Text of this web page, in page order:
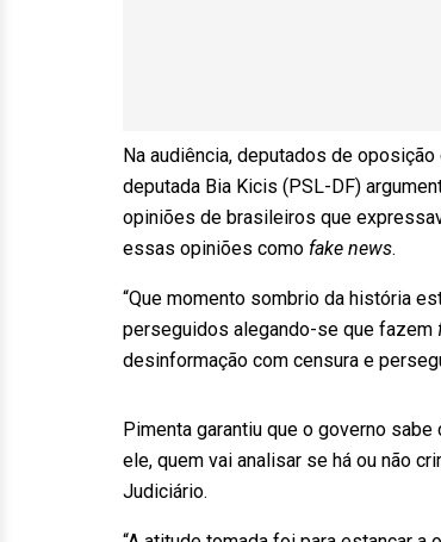
Na audiência, deputados de
deputada Bia Kicis (PSL-DF)
opiniões de brasileiros que
essas opiniões como fake news.
“Que momento sombrio da história
perseguidos alegando-se que fazem
desinformação com censura e
Pimenta garantiu que o governo
ele, quem vai analisar se há ou não
Judiciário.